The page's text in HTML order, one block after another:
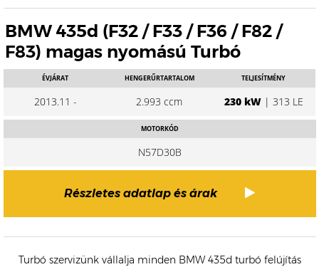
BMW 435d (F32 / F33 / F36 / F82 /
F83) magas nyomású Turbó
ÉVJÁRAT
2013.11 -
HENGERŰRTARTALOM
2.993 ccm
TELJESÍTMÉNY
230 kW| 313 LE
MOTORKÓD
N57D30B
Részletes adatlap és árak
Turbó szervizünk vállalja minden BMW 435d turbó felújítás